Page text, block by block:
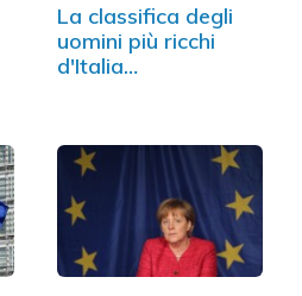
La classifica degli
uomini più ricchi
d'Italia…